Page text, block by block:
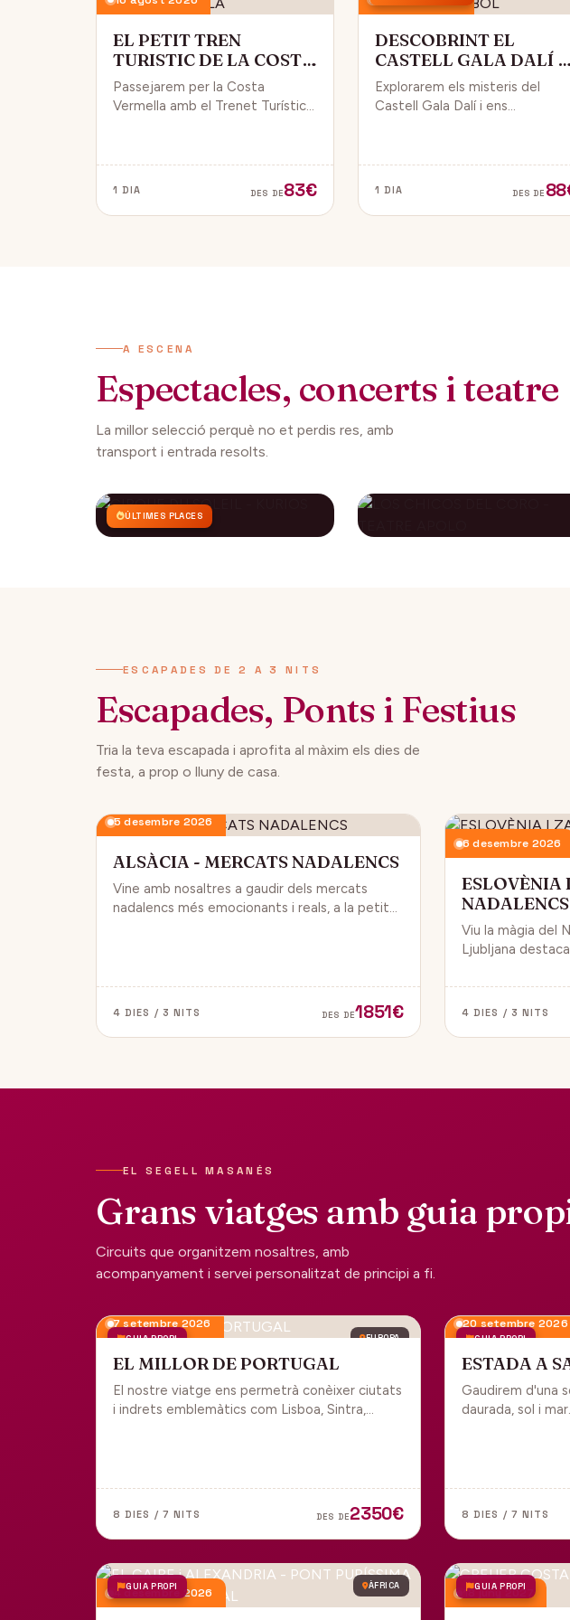
EL PETIT TREN
TURISTIC DE LA COSTA
VERMELLA
Passejarem per la Costa
Vermella amb el Trenet Turístic,
vistes de la Mar Mediterrània.
1 DIA DES DE83€
DESCOBRINT EL
CASTELL GALA DALÍ A
PÚBOL
Explorarem els misteris del
Castell Gala Dalí i ens
de Dalí.
1 DIA DES DE
A ESCENA
Espectacles, concerts i teatre
La millor selecció perquè no et perdis res, amb
transport i entrada resolts.
ÚLTIMES PLACES
ESCAPADES DE 2 A 3 NITS
Escapades, Ponts i Festius
Tria la teva escapada i aprofita al màxim els dies de
festa, a prop o lluny de casa.
5 desembre 2026
ALSÀCIA - MERCATS NADALENCS
Vine amb nosaltres a gaudir dels mercats
nadalencs més emocionants i reals, a la petita
4 DIES / 3 NITS DES DE1851€
6 desembre 2026
ESLOVÈNIA
NADALENCS
Viu la màgia del
Ljubljana
reconeguda com
destinacions
4 DIES / 3 NITS
EL SEGELL MASANÉS
Grans viatges amb guia
Circuits que organitzem nosaltres, amb
acompanyament i servei personalitzat de principi a fi.
GUIA PROPI EUROPA
7 setembre 2026
EL MILLOR DE PORTUGAL
El nostre viatge ens permetrà conèixer ciutats
i indrets emblemàtics com Lisboa, Sintra,
8 DIES / 7 NITS DES DE2350€
GUIA PROPI
20 setembre 2026
ESTADA A
Gaudirem d'una
daurada, sol i
8 DIES / 7 NITS
GUIA PROPI ÀFRICA
4 desembre 2026 GUIA PROPI
18 juny 2027